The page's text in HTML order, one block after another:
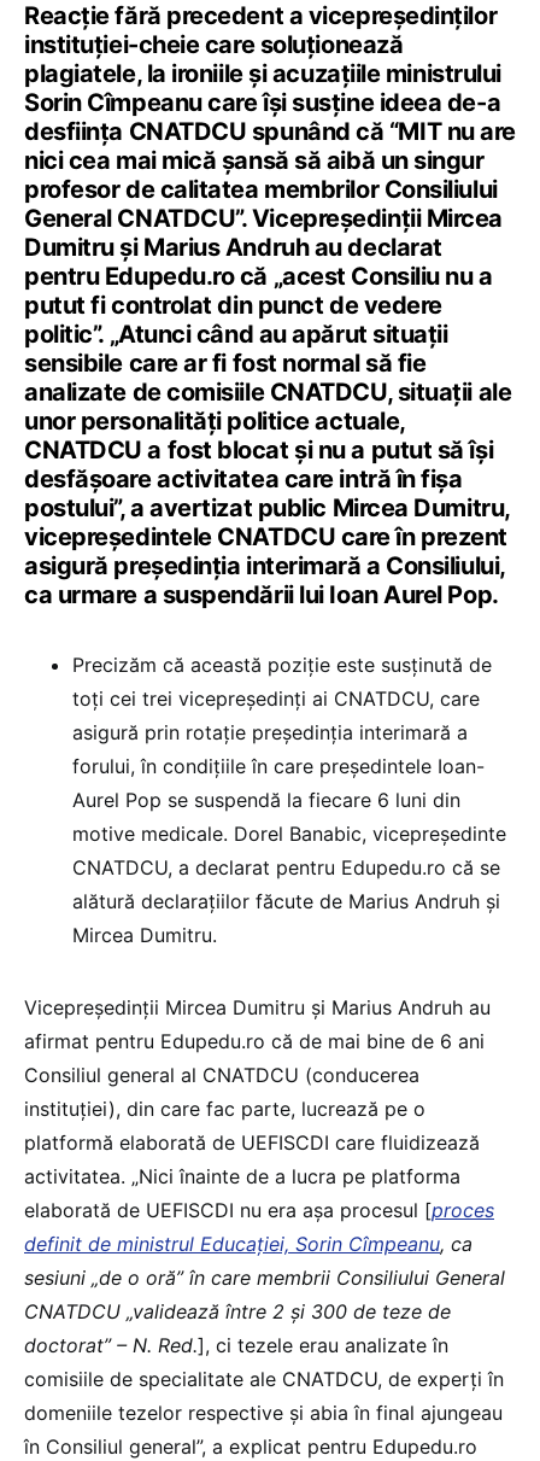
Reacție fără precedent a vicepreședinților
instituției-cheie care soluționează
plagiatele, la ironiile și acuzațiile ministrului
Sorin Cîmpeanu care își susține ideea de-a
desființa CNATDCU spunând că “MIT nu are
nici cea mai mică șansă să aibă un singur
profesor de calitatea membrilor Consiliului
General CNATDCU”. Vicepreședinții Mircea
Dumitru și Marius Andruh au declarat
pentru Edupedu.ro că „acest Consiliu nu a
putut fi controlat din punct de vedere
politic”. „Atunci când au apărut situații
sensibile care ar fi fost normal să fie
analizate de comisiile CNATDCU, situații ale
unor personalități politice actuale,
CNATDCU a fost blocat și nu a putut să își
desfășoare activitatea care intră în fișa
postului”, a avertizat public Mircea Dumitru,
vicepreședintele CNATDCU care în prezent
asigură președinția interimară a Consiliului,
ca urmare a suspendării lui Ioan Aurel Pop.
Precizăm că această poziție este susținută de
toți cei trei vicepreședinți ai CNATDCU, care
asigură prin rotație președinția interimară a
forului, în condițiile în care președintele Ioan-
Aurel Pop se suspendă la fiecare 6 luni din
motive medicale. Dorel Banabic, vicepreședinte
CNATDCU, a declarat pentru Edupedu.ro că se
alătură declarațiilor făcute de Marius Andruh și
Mircea Dumitru.
Vicepreședinții Mircea Dumitru și Marius Andruh au
afirmat pentru Edupedu.ro că de mai bine de 6 ani
Consiliul general al CNATDCU (conducerea
instituției), din care fac parte, lucrează pe o
platformă elaborată de UEFISCDI care fluidizează
activitatea. „Nici înainte de a lucra pe platforma
elaborată de UEFISCDI nu era așa procesul [proces
definit de ministrul Educației, Sorin Cîmpeanu, ca
sesiuni „de o oră” în care membrii Consiliului General
CNATDCU „validează între 2 și 300 de teze de
doctorat” – N. Red.], ci tezele erau analizate în
comisiile de specialitate ale CNATDCU, de experți în
domeniile tezelor respective și abia în final ajungeau
în Consiliul general”, a explicat pentru Edupedu.ro